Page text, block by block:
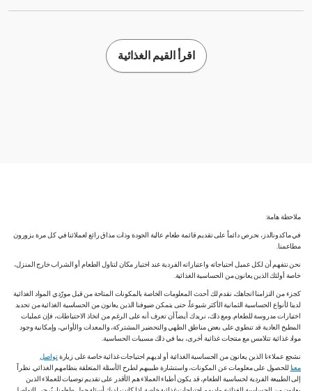
اقرأ القيم الغذائية
ملاحظة هامة:
في ماكدونالدز، نحرص دائماً على تقديم قائمة طعام عالية الجودة وذات مذاق رائع لعملائنا في كل مرة يزورون
مطاعمنا.
نحن نتفهم أن لكل عميل احتياجاته واعتباراته الفردية عند اختيار مكان لتناول الطعام أو الشراب خارج المنزل،
خاصة أولئك الذين يعانون من الحساسية الغذائية.
كجزء من التزامنا اتجاهك، نقدم لك أحدث المعلومات الخاصة بالمكونات المتاحة من قبل مورّدي المواد الغذائية
لدينا لأنواع الحساسية الثمانية الأكثر شيوعاً، حتى يتمكن ضيوفنا الذين يعانون من الحساسية الغذائية من تحديد
اختيارات مدروسة للطعام. ومع ذلك، نريدك أيضاً أن تعرف أنه على الرغم من اتخاذ الاحتياطات، فإن عمليات
المطبخ العادية قد تنطوي على بعض مناطق الطهي والتحضير المشتركة، والمعدات والأواني، وإمكانية وجود
مواد غذائية تتلامس مع منتجات غذائية أخرى، بما في ذلك مسببات الحساسية.
نشجع عملاءنا الذين يعانون من الحساسية الغذائية أو لديهم احتياجات غذائية خاصة على زيارةتواصل
معنا للحصول على معلومات عن المكونات، واستشارة طبيبهم لطرح الأسئلة المتعلقة بنظامهم الغذائي. نظراً
إلى الطبيعة الفردية لحساسية الطعام، قد يكون أطباء العملاء هم الأقدر على تقديم توصيات للعملاء الذين